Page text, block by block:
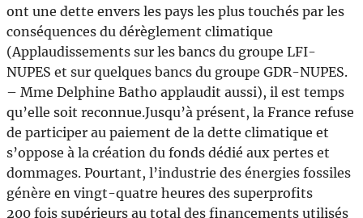
ont une dette envers les pays les plus touchés par les
conséquences du dérèglement climatique
(Applaudissements sur les bancs du groupe LFI-
NUPES et sur quelques bancs du groupe GDR-NUPES.
– Mme Delphine Batho applaudit aussi), il est temps
qu’elle soit reconnue.Jusqu’à présent, la France refuse
de participer au paiement de la dette climatique et
s’oppose à la création du fonds dédié aux pertes et
dommages. Pourtant, l’industrie des énergies fossiles
génère en vingt-quatre heures des superprofits
200 fois supérieurs au total des financements utilisés